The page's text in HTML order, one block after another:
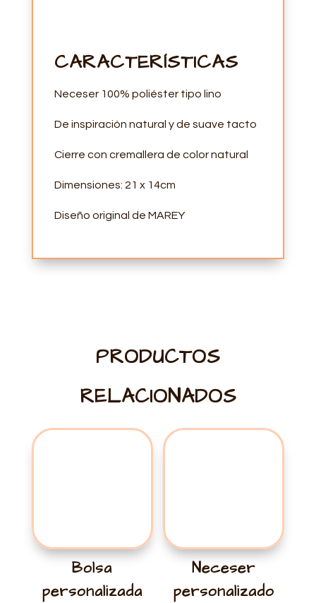
CARACTERÍSTICAS
Neceser 100% poliéster tipo lino
De inspiración natural y de suave tacto
Cierre con cremallera de color natural
Dimensiones: 21 x 14cm
Diseño original de MAREY
PRODUCTOS
RELACIONADOS
Bolsa
personalizada
Neceser
personalizado